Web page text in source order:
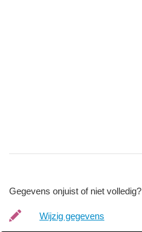
Gegevens onjuist of niet volledig?
Wijzig gegevens